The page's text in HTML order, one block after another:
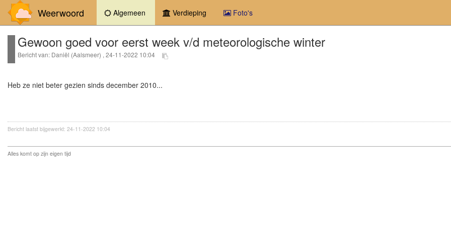
Weerwoord Algemeen (current)Verdieping Foto's
Gewoon goed voor eerst week v/d meteorologische winter
Bericht van: Daniël (Aalsmeer) , 24-11-2022 10:04
Heb ze niet beter gezien sinds december 2010...
Bericht laatst bijgewerkt: 24-11-2022 10:04
Alles komt op zijn eigen tijd